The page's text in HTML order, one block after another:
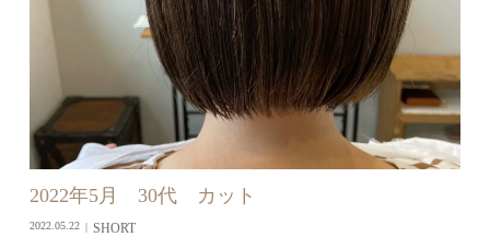
2022年5月 30代 カット
2022.05.22 SHORT